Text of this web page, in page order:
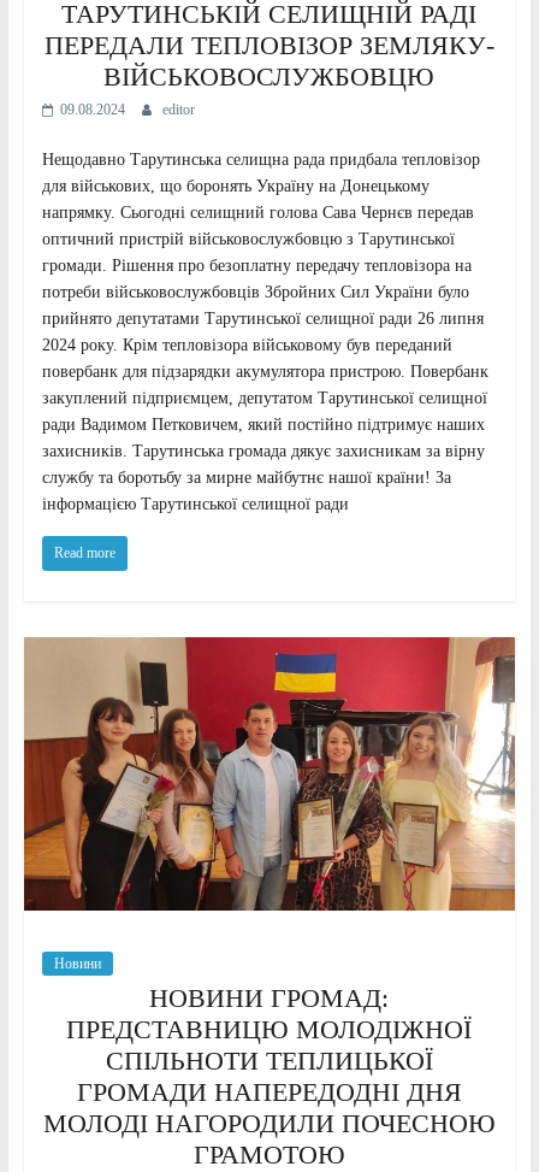
ТАРУТИНСЬКІЙ СЕЛИЩНІЙ РАДІ
ПЕРЕДАЛИ ТЕПЛОВІЗОР ЗЕМЛЯКУ-
ВІЙСЬКОВОСЛУЖБОВЦЮ
09.08.2024 editor
Нещодавно Тарутинська селищна рада придбала тепловізор
для військових, що боронять Україну на Донецькому
напрямку. Сьогодні селищний голова Сава Чернєв передав
оптичний пристрій військовослужбовцю з Тарутинської
громади. Рішення про безоплатну передачу тепловізора на
потреби військовослужбовців Збройних Сил України було
прийнято депутатами Тарутинської селищної ради 26 липня
2024 року. Крім тепловізора військовому був переданий
повербанк для підзарядки акумулятора пристрою. Повербанк
закуплений підприємцем, депутатом Тарутинської селищної
ради Вадимом Петковичем, який постійно підтримує наших
захисників. Тарутинська громада дякує захисникам за вірну
службу та боротьбу за мирне майбутнє нашої країни! За
інформацією Тарутинської селищної ради
Read more
Новини
НОВИНИ ГРОМАД:
ПРЕДСТАВНИЦЮ МОЛОДІЖНОЇ
СПІЛЬНОТИ ТЕПЛИЦЬКОЇ
ГРОМАДИ НАПЕРЕДОДНІ ДНЯ
МОЛОДІ НАГОРОДИЛИ ПОЧЕСНОЮ
ГРАМОТОЮ